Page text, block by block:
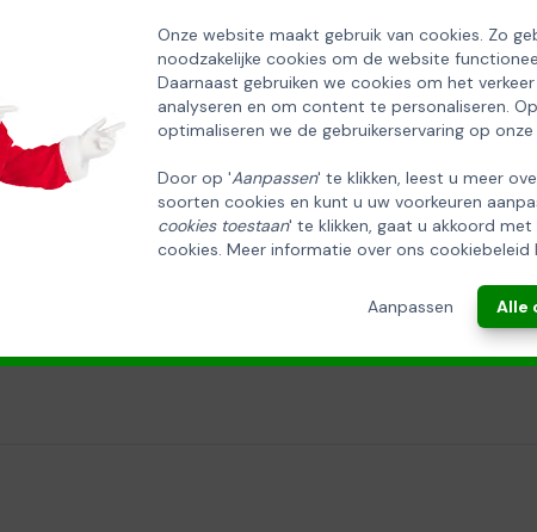
Onze website maakt gebruik van cookies. Zo
noodzakelijke cookies om de website
Daarnaast gebruiken we cookies om het
analyseren en om content te personaliseren.
optimaliseren we de gebruikerservaring op
Door op 'Aanpassen' te klikken, leest u meer
soorten cookies en kunt u uw voorkeuren
cookies toestaan' te klikken, gaat u akkoord
cookies. Meer informatie over ons cookiebeleid
Aanpassen Alle
EN ONTVANG 5% KORTING OP DE
HUISCOLLECTIE KERSTPAKKETTEN
Email
INSCHRIJVEN!